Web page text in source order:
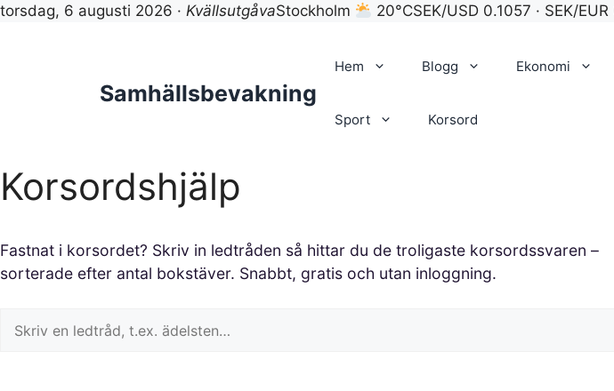
torsdag, 6 augusti 2026 · KvällsutgåvaStockholm 20°CSEK/USD 0.1057 · SEK/
Samhällsbevakning
Hem Blogg Ekonomi
Sport Korsord
Korsordshjälp
Fastnat i korsordet? Skriv in ledtråden så hittar du de troligaste korsordssvaren –
sorterade efter antal bokstäver. Snabbt, gratis och utan inloggning.